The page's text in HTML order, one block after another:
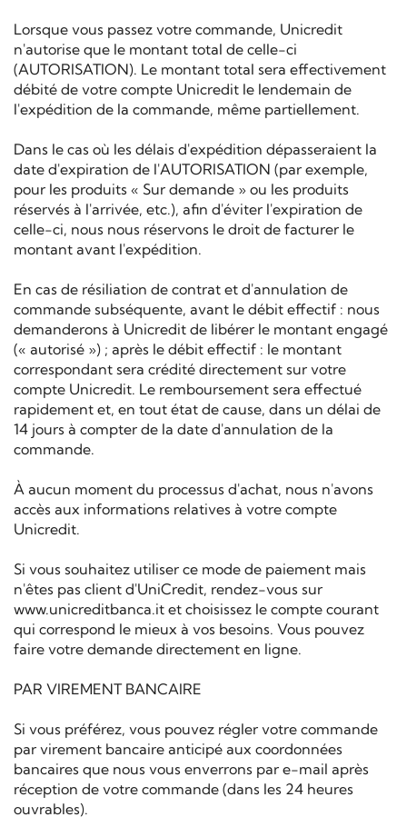
Lorsque vous passez votre commande, Unicredit
n'autorise que le montant total de celle-ci
(AUTORISATION). Le montant total sera effectivement
débité de votre compte Unicredit le lendemain de
l'expédition de la commande, même partiellement.
Dans le cas où les délais d'expédition dépasseraient la
date d'expiration de l'AUTORISATION (par exemple,
pour les produits « Sur demande » ou les produits
réservés à l'arrivée, etc.), afin d'éviter l'expiration de
celle-ci, nous nous réservons le droit de facturer le
montant avant l'expédition.
En cas de résiliation de contrat et d'annulation de
commande subséquente, avant le débit effectif : nous
demanderons à Unicredit de libérer le montant engagé
(« autorisé ») ; après le débit effectif : le montant
correspondant sera crédité directement sur votre
compte Unicredit. Le remboursement sera effectué
rapidement et, en tout état de cause, dans un délai de
14 jours à compter de la date d'annulation de la
commande.
À aucun moment du processus d'achat, nous n'avons
accès aux informations relatives à votre compte
Unicredit.
Si vous souhaitez utiliser ce mode de paiement mais
n'êtes pas client d'UniCredit, rendez-vous sur
www.unicreditbanca.it et choisissez le compte courant
qui correspond le mieux à vos besoins. Vous pouvez
faire votre demande directement en ligne.
PAR VIREMENT BANCAIRE
Si vous préférez, vous pouvez régler votre commande
par virement bancaire anticipé aux coordonnées
bancaires que nous vous enverrons par e-mail après
réception de votre commande (dans les 24 heures
ouvrables).